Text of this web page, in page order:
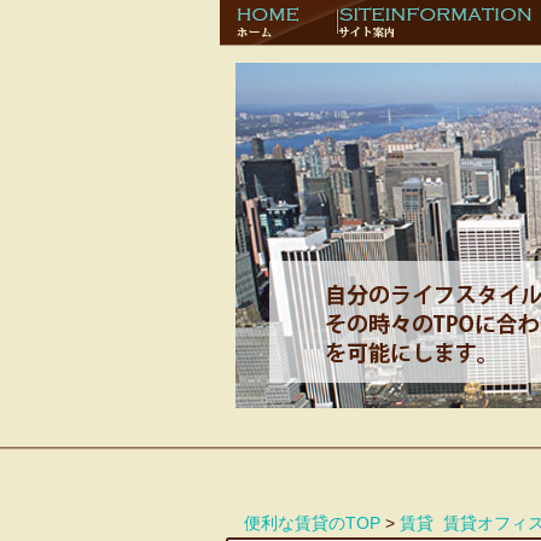
便利な賃貸のTOP > 賃貸 賃貸オフィ